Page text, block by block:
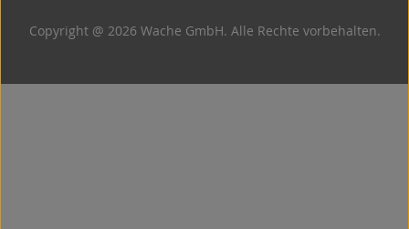
Copyright @ 2026 Wache GmbH. Alle Rechte vorbehalten.